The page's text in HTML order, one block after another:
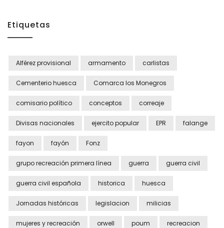
Etiquetas
Alférez provisional armamento carlistas
Cementerio huesca Comarca los Monegros
comisario político conceptos correaje
Divisas nacionales ejercito popular EPR falange
fayon fayón Fonz
grupo recreación primera línea guerra guerra civil
guerra civil española historica huesca
Jornadas históricas legislacion milicias
mujeres y recreación orwell poum recreacion